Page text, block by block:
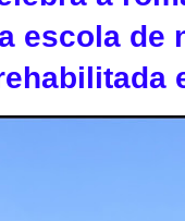
escola de